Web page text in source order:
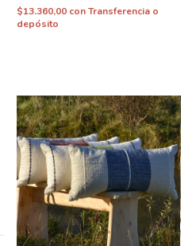
$13.360,00 con Transferencia o
depósito